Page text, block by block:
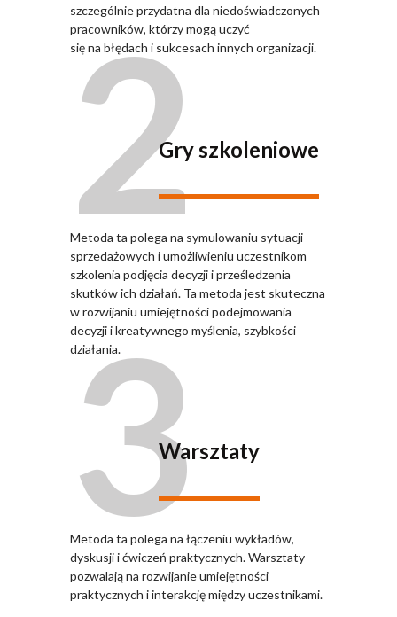
szczególnie przydatna dla niedoświadczonych
pracowników, którzy mogą uczyć
się na błędach i sukcesach innych organizacji.
2Gry szkoleniowe
Metoda ta polega na symulowaniu sytuacji
sprzedażowych i umożliwieniu uczestnikom
szkolenia podjęcia decyzji i prześledzenia
skutków ich działań. Ta metoda jest skuteczna
w rozwijaniu umiejętności podejmowania
decyzji i kreatywnego myślenia, szybkości
działania.
3Warsztaty
Metoda ta polega na łączeniu wykładów,
dyskusji i ćwiczeń praktycznych. Warsztaty
pozwalają na rozwijanie umiejętności
praktycznych i interakcję między uczestnikami.